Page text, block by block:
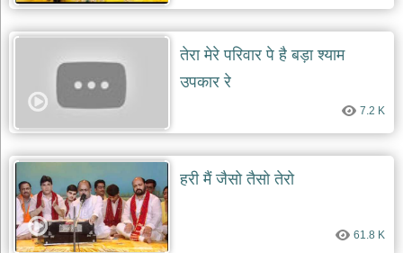
बावा
bawa
lal
bhajans
शनि
देव
भजन
shani
dev
bhajans
तेरा मेरे परिवार पे है बड़ा श्याम
उपकार रे
7.2 K
हरी मैं जैसो तैसो तेरो
61.8 K